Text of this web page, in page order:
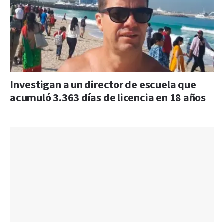
Investigan a un director de escuela que
acumuló 3.363 días de licencia en 18 años